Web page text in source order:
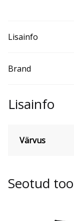
Lisainfo
Brand
Lisainfo
Värvus
Seotud